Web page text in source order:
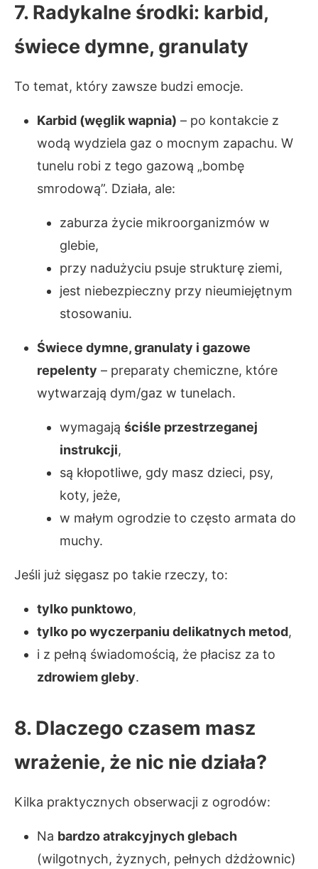
7. Radykalne środki: karbid,
świece dymne, granulaty
To temat, który zawsze budzi emocje.
Karbid (węglik wapnia) – po kontakcie z
wodą wydziela gaz o mocnym zapachu. W
tunelu robi z tego gazową „bombę
smrodową”. Działa, ale:
zaburza życie mikroorganizmów w
glebie,
przy nadużyciu psuje strukturę ziemi,
jest niebezpieczny przy nieumiejętnym
stosowaniu.
Świece dymne, granulaty i gazowe
repelenty – preparaty chemiczne, które
wytwarzają dym/gaz w tunelach.
wymagają ściśle przestrzeganej
instrukcji,
są kłopotliwe, gdy masz dzieci, psy,
koty, jeże,
w małym ogrodzie to często armata do
muchy.
Jeśli już sięgasz po takie rzeczy, to:
tylko punktowo,
tylko po wyczerpaniu delikatnych metod,
i z pełną świadomością, że płacisz za to
zdrowiem gleby.
8. Dlaczego czasem masz
wrażenie, że nic nie działa?
Kilka praktycznych obserwacji z ogrodów:
Na bardzo atrakcyjnych glebach
(wilgotnych, żyznych, pełnych dżdżownic)